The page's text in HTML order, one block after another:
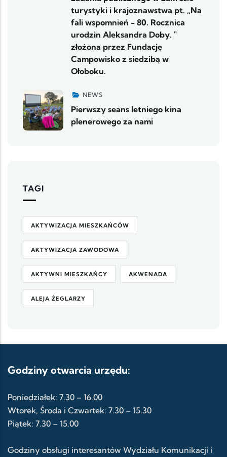
turystyki i krajoznawstwa pt. „Na
fali wspomnień - 80. Rocznica
urodzin Aleksandra Doby. "
złożona przez Fundację
Campowisko z siedzibą w
Ołoboku.
NEWS
Pierwszy seans letniego kina
plenerowego za nami
TAGI
AKTYWIZACJA MIESZKAŃCÓW
AKTYWIZACJA ZAWODOWA
AKTYWNI MIESZKAŃCY AKWENADA
ALEJA ŻEGLARZY
Godziny otwarcia urzędu:
Poniedziałek: 7.30 – 16.00
Wtorek, Środa i Czwartek: 7.30 – 15.30
Piątek: 7.30 – 15.00
Godziny obsługi interesantów Wydziału Komunikacji i